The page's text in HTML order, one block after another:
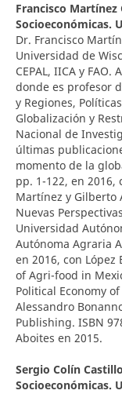
Francisco Martínez
Socioeconómicas.
Dr. Francisco
Universidad de
CEPAL, IICA y
donde es profesor
y Regiones,
Globalización y
Nacional de
últimas
momento de la
pp. 1-122, en 2016,
Martínez y Gilberto
Nuevas
Universidad
Autónoma Agraria
en 2016, con López
of Agri-food in
Political Economy
Alessandro
Publishing. ISBN
Aboites en 2015.
Sergio Colín
Socioeconómicas.